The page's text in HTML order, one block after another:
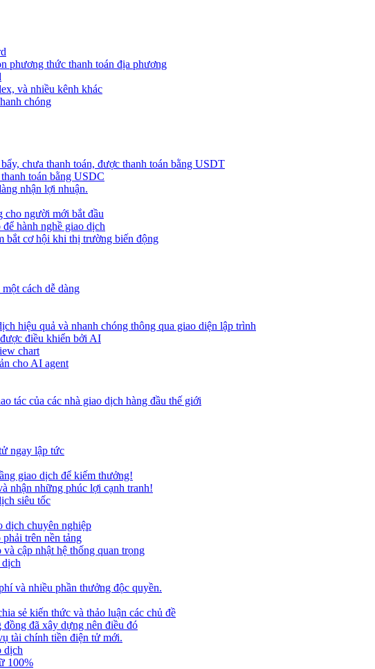
phương thức thanh toán địa phương
và nhiều kênh khác
chóng
chưa thanh toán, được thanh toán bằng USDT
toán bằng USDC
nhận lợi nhuận.
người mới bắt đầu
hành nghề giao dịch
bắt cơ hội khi thị trường biến động
cách dễ dàng
hiệu quả và nhanh chóng thông qua giao diện lập trình
điều khiển bởi AI
chart
cho AI agent
tác của các nhà giao dịch hàng đầu thế giới
ngay lập tức
giao dịch để kiếm thưởng!
nhận những phúc lợi cạnh tranh!
siêu tốc
dịch chuyên nghiệp
trên nền tảng
cập nhật hệ thống quan trọng
và nhiều phần thưởng độc quyền.
sẻ kiến thức và thảo luận các chủ đề
đã xây dựng nên điều đó
tài chính tiền điện tử mới.
dịch
100%